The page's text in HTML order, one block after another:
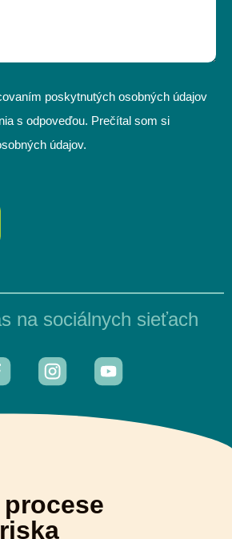
poskytnutých osobných údajov
s odpoveďou. Prečítal som si
údajov.
na sociálnych sieťach